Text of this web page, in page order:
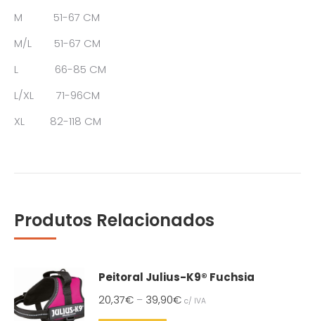
M 51-67 CM
M/L 51-67 CM
L 66-85 CM
L/XL 71-96CM
XL 82-118 CM
Produtos Relacionados
Peitoral Julius-K9® Fuchsia
20,37€ – 39,90€ c/ IVA